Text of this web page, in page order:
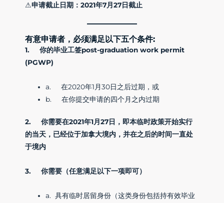
⚠申请截止日期：2021年7月27日截止
有意申请者，必须满足以下五个条件:
1. 你的毕业工签post-graduation work permit
(PGWP)
a. 在2020年1月30日之后过期，或
b. 在你提交申请的四个月之内过期
2. 你需要在2021年1月27日，即本临时政策开始实行
的当天，已经位于加拿大境内，并在之后的时间一直处
于境内
3. 你需要（任意满足以下一项即可）
a. 具有临时居留身份（这类身份包括持有效毕业